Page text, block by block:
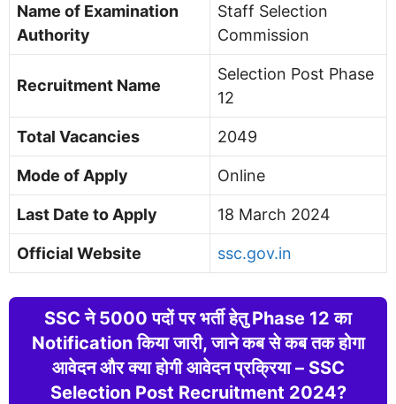
Name of Examination
Authority
Staff Selection
Commission
Recruitment Name
Selection Post Phase
12
Total Vacancies 2049
Mode of Apply Online
Last Date to Apply 18 March 2024
Official Website ssc.gov.in
SSC ने 5000 पदों पर भर्ती हेतु Phase 12 का
Notification किया जारी, जाने कब से कब तक होगा
आवेदन और क्या होगी आवेदन प्रक्रिया – SSC
Selection Post Recruitment 2024?